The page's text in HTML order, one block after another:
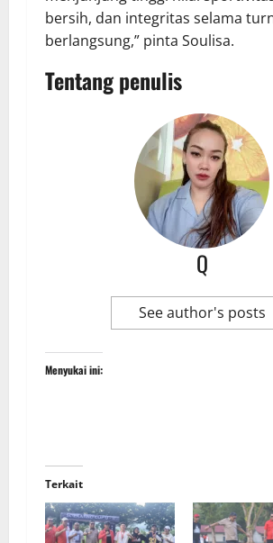
bersih, dan integritas selama
berlangsung,” pinta Soulisa.
Tentang penulis
Q
See author's posts
Menyukai ini:
Terkait